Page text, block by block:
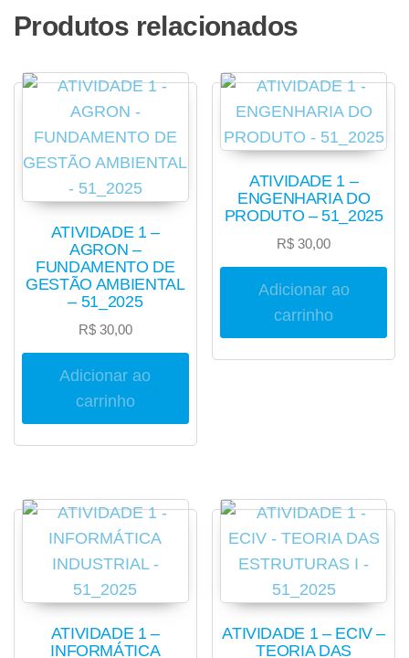
Produtos relacionados
ATIVIDADE 1 –
AGRON –
FUNDAMENTO DE
GESTÃO AMBIENTAL
– 51_2025
R$30,00
Adicionar ao
carrinho
ATIVIDADE 1 –
ENGENHARIA DO
PRODUTO – 51_2025
R$ 30,00
Adicionar ao
carrinho
ATIVIDADE 1 –
INFORMÁTICA
ATIVIDADE 1 – ECIV –
TEORIA DAS